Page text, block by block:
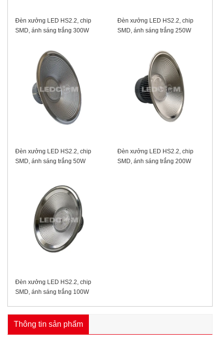
Đèn xưởng LED HS2.2, chip
SMD, ánh sáng trắng 300W
Đèn xưởng LED HS2.2, chip
SMD, ánh sáng trắng 250W
Đèn xưởng LED HS2.2, chip
SMD, ánh sáng trắng 50W
Đèn xưởng LED HS2.2, chip
SMD, ánh sáng trắng 200W
Đèn xưởng LED HS2.2, chip
SMD, ánh sáng trắng 100W
Thông tin sản phẩm